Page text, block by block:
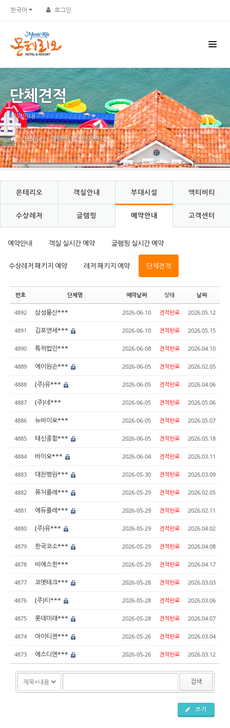
한국어 로그인
단체견적
예약안내
Home 예약안내 단체견적
몬테리오 객실안내 부대시설 액티비티
수상레저 글램핑 예약안내 고객센터
예약안내 객실 실시간 예약 글램핑 실시간 예약
수상레저 패키지 예약 레저 패키지 예약 단체견적
번호 단체명 예약날짜 상태 날짜
4892 삼성물산*** 2026-06-10 견적완료 2026.05.12
4891 김포연세*** 2026-06-10 견적완료 2026.05.15
4890 특허법인*** 2026-06-08 견적완료 2026.04.10
4889 에이원손*** 2026-06-05 견적완료 2026.02.05
4888 (주)유*** 2026-06-05 견적완료 2026.04.06
4887 (주)네*** 2026-06-05 견적완료 2026.05.06
4886 뉴바이오*** 2026-06-05 견적완료 2026.05.07
4885 태신종합*** 2026-06-05 견적완료 2026.05.18
4884 바이오*** 2026-06-04 견적완료 2026.03.11
4883 대찬병원*** 2026-05-30 견적완료 2026.03.09
4882 퓨처플레*** 2026-05-29 견적완료 2026.02.05
4881 에듀플레*** 2026-05-29 견적완료 2026.02.11
4880 (주)유*** 2026-05-29 견적완료 2026.04.02
4879 한국코소*** 2026-05-29 견적완료 2026.04.08
4878 비에스한*** 2026-05-29 견적완료 2026.04.17
4877 코멧테크*** 2026-05-28 견적완료 2026.03.03
4876 (주)티*** 2026-05-28 견적완료 2026.03.06
4875 롯데미래*** 2026-05-28 견적완료 2026.04.07
4874 아이티젠*** 2026-05-26 견적완료 2026.03.04
4873 에스디엔*** 2026-05-26 견적완료 2026.03.12
검색
쓰기
Sketchbook5, 스케치북5